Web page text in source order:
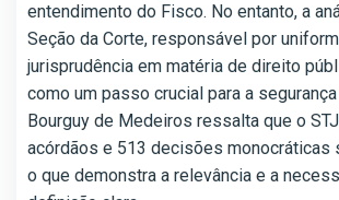
entendimento do Fisco. No entanto, a
Seção da Corte, responsável por
jurisprudência em matéria de direito
como um passo crucial para a
Bourguy de Medeiros ressalta que o
acórdãos e 513 decisões monocráticas
o que demonstra a relevância e a